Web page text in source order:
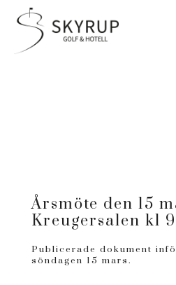
Årsmöte den 15
Kreugersalen kl
Publicerade dokument
söndagen 15 mars.